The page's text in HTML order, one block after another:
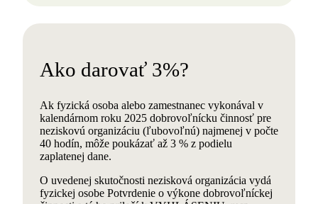
Ako darovať 3%?
Ak fyzická osoba alebo zamestnanec vykonával v
kalendárnom roku 2025 dobrovoľnícku činnosť pre
neziskovú organizáciu (ľubovoľnú) najmenej v počte
40 hodín, môže poukázať až 3 % z podielu
zaplatenej dane.
O uvedenej skutočnosti nezisková organizácia vydá
fyzickej osobe Potvrdenie o výkone dobrovoľníckej